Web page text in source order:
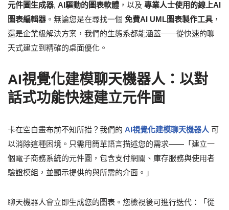
元件圖生成器, AI驅動的圖表軟體 ，以及 專業人士使用的線上AI
圖表編輯器 。無論您是在尋找一個 免費AI UML圖表製作工具 ，
還是企業級解決方案，我們的生態系都能涵蓋——從快速的聊
天式建立到精確的桌面優化。
AI視覺化建模聊天機器人：以對
話式功能快速建立元件圖
卡在空白畫布前不知所措？我們的 AI視覺化建模聊天機器人 可
以消除這種困境。只需用簡單語言描述您的需求——「建立一
個電子商務系統的元件圖，包含支付網關、庫存服務與使用者
驗證模組，並顯示提供的與所需的介面。」
聊天機器人會立即生成您的圖表。您檢視後可進行迭代：「從